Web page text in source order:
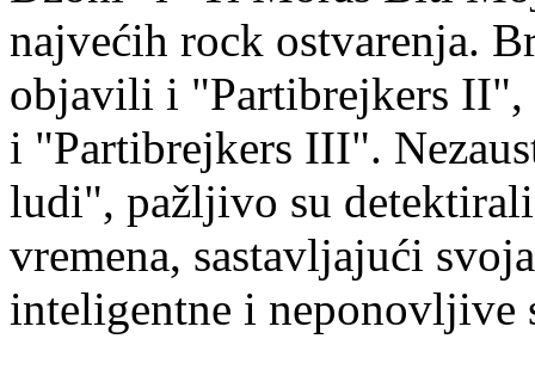
najvećih rock ostvarenja.
objavili i "Partibrejkers II",
i "Partibrejkers III".
ludi", pažljivo su
vremena, sastavljajući
inteligentne i neponovljive